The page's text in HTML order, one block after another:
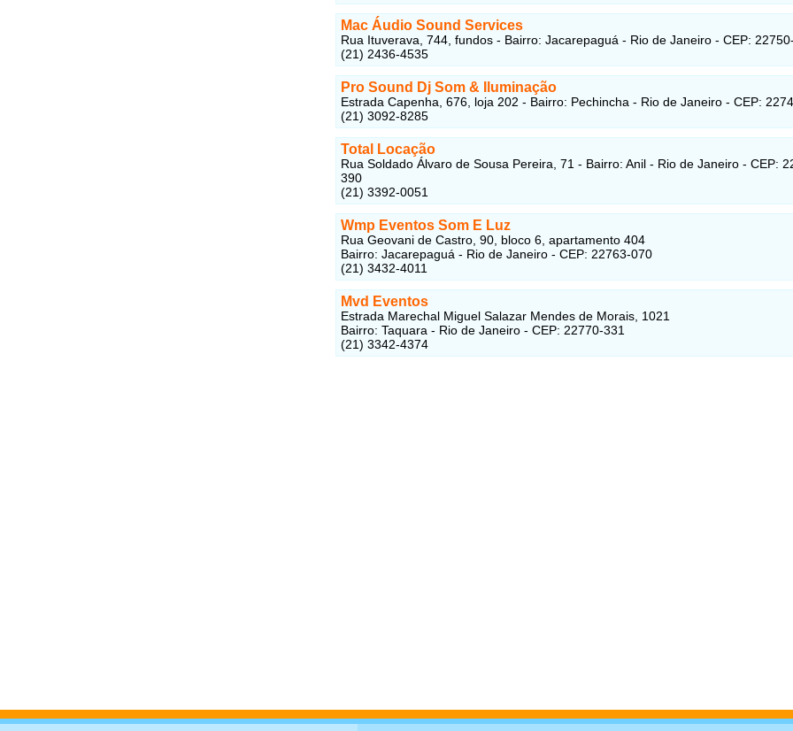
Mac Áudio Sound Services
Rua Ituverava, 744, fundos - Bairro: Jacarepaguá - Rio de Janeiro - CEP:
(21) 2436-4535
Pro Sound Dj Som & Iluminação
Estrada Capenha, 676, loja 202 - Bairro: Pechincha - Rio de Janeiro - CEP:
(21) 3092-8285
Total Locação
Rua Soldado Álvaro de Sousa Pereira, 71 - Bairro: Anil - Rio de Janeiro - CEP:
390
(21) 3392-0051
Wmp Eventos Som E Luz
Rua Geovani de Castro, 90, bloco 6, apartamento 404
Bairro: Jacarepaguá - Rio de Janeiro - CEP: 22763-070
(21) 3432-4011
Mvd Eventos
Estrada Marechal Miguel Salazar Mendes de Morais, 1021
Bairro: Taquara - Rio de Janeiro - CEP: 22770-331
(21) 3342-4374